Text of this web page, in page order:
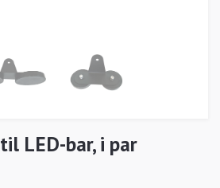
LED-bar, i par